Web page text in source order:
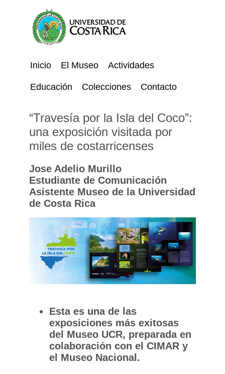
Inicio El Museo Actividades
Educación Colecciones Contacto
“Travesía por la Isla del Coco”:
una exposición visitada por
miles de costarricenses
Jose Adelio Murillo
Estudiante de Comunicación
Asistente Museo de la Universidad
de Costa Rica
Esta es una de las
exposiciones más exitosas
del Museo UCR, preparada en
colaboración con el CIMAR y
el Museo Nacional.